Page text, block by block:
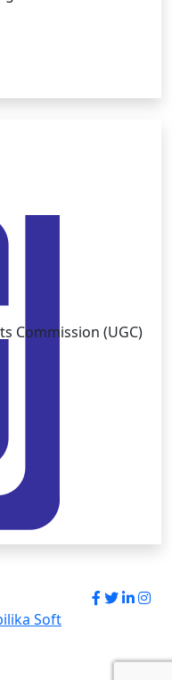
Commission (UGC)
Soft